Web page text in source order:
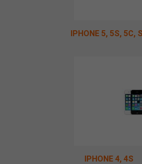
IPHONE 5, 5S, 5C,
IPHONE 4, 4S